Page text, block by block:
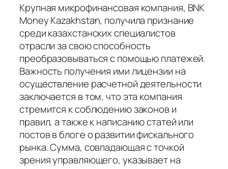
Крупная микрофинансовая компания, BNK
Money Kazakhstan, получила признание
среди казахстанских специалистов
отрасли за свою способность
преобразовываться с помощью платежей.
Важность получения ими лицензии на
осуществление расчетной деятельности
заключается в том, что эта компания
стремится к соблюдению законов и
правил, а также к написанию статей или
постов в блоге о развитии фискального
рынка. Сумма, совпадающая с точкой
зрения управляющего, указывает на